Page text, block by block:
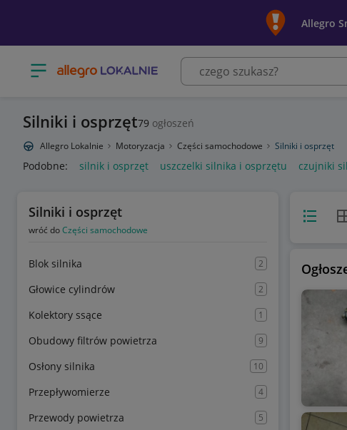
Allegro
Otwórz menu z kategoriami
Silniki i osprzęt79 ogłoszeń
Allegro Lokalnie Motoryzacja Części samochodowe Silniki i osprzęt
Podobne: silnik i osprzęt uszczelki silnika i osprzętu czujniki
Silniki i osprzęt
wróć doCzęści samochodowe
Blok silnika 2
Głowice cylindrów 2
Kolektory ssące 1
Obudowy filtrów powietrza 9
Osłony silnika 10
Przepływomierze 4
Przewody powietrza 5
Widok